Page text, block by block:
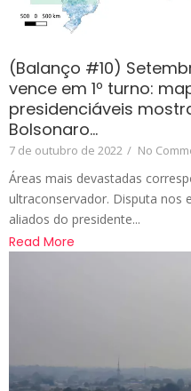
(Balanço #10)
vence em 1º turno:
presidenciáveis
Bolsonaro…
7 de outubro de 2022 / No
Áreas mais devastadas
ultraconservador. Disputa nos
aliados do presidente...
Read More